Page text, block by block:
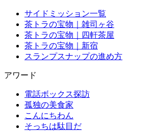
サイドミッション一覧
茶トラの宝物｜雑司ヶ谷
茶トラの宝物｜四軒茶屋
茶トラの宝物｜新宿
スランプスナップの進め方
アワード
電話ボックス探訪
孤独の美食家
こんにちわん
そっちは駄目だ